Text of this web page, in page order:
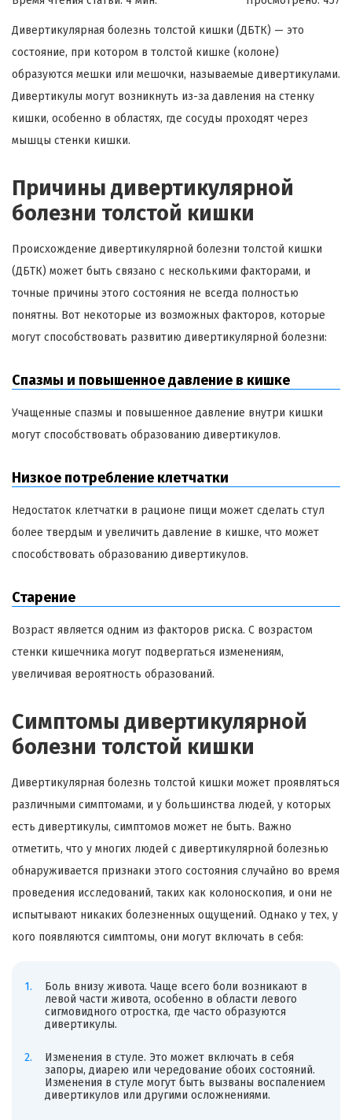
Дивертикулярная болезнь толстой кишки (ДБТК) — это
состояние, при котором в толстой кишке (колоне)
образуются мешки или мешочки, называемые дивертикулами.
Дивертикулы могут возникнуть из-за давления на стенку
кишки, особенно в областях, где сосуды проходят через
мышцы стенки кишки.
Причины дивертикулярной
болезни толстой кишки
Происхождение дивертикулярной болезни толстой кишки
(ДБТК) может быть связано с несколькими факторами, и
точные причины этого состояния не всегда полностью
понятны. Вот некоторые из возможных факторов, которые
могут способствовать развитию дивертикулярной болезни:
Спазмы и повышенное давление в кишке
Учащенные спазмы и повышенное давление внутри кишки
могут способствовать образованию дивертикулов.
Низкое потребление клетчатки
Недостаток клетчатки в рационе пищи может сделать стул
более твердым и увеличить давление в кишке, что может
способствовать образованию дивертикулов.
Старение
Возраст является одним из факторов риска. С возрастом
стенки кишечника могут подвергаться изменениям,
увеличивая вероятность образований.
Симптомы дивертикулярной
болезни толстой кишки
Дивертикулярная болезнь толстой кишки может проявляться
различными симптомами, и у большинства людей, у которых
есть дивертикулы, симптомов может не быть. Важно
отметить, что у многих людей с дивертикулярной болезнью
обнаруживается признаки этого состояния случайно во время
проведения исследований, таких как колоноскопия, и они не
испытывают никаких болезненных ощущений. Однако у тех, у
кого появляются симптомы, они могут включать в себя:
Боль внизу живота. Чаще всего боли возникают в
левой части живота, особенно в области левого
сигмовидного отростка, где часто образуются
дивертикулы.
Изменения в стуле. Это может включать в себя
запоры, диарею или чередование обоих состояний.
Изменения в стуле могут быть вызваны воспалением
дивертикулов или другими осложнениями.